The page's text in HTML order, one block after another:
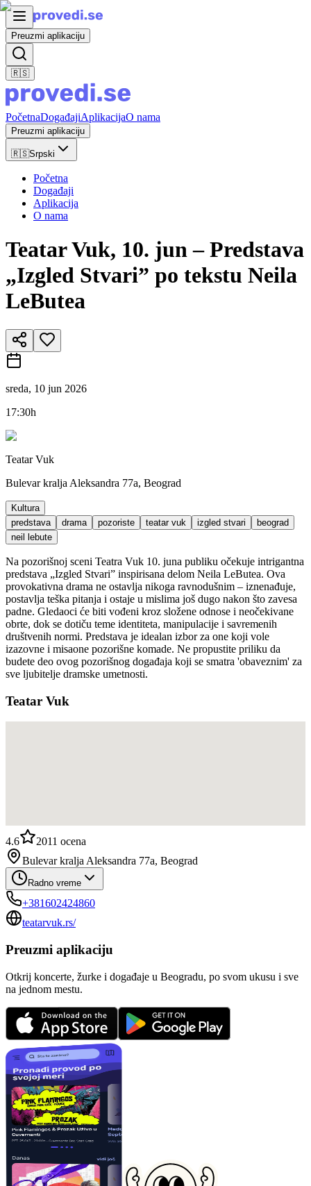
Preuzmi aplikaciju
🇷🇸
PočetnaDogađajiAplikacijaO nama
Preuzmi aplikaciju
🇷🇸Srpski
Početna
Događaji
Aplikacija
O nama
Teatar Vuk, 10. jun – Predstava
„Izgled Stvari” po tekstu Neila
LeButea
sreda, 10 jun 2026
17:30h
Teatar Vuk
Bulevar kralja Aleksandra 77a, Beograd
Kultura
predstava
drama pozoriste teatar vuk izgled stvari
beograd
neil lebute
Na pozorišnoj sceni Teatra Vuk 10. juna publiku očekuje intrigantna
predstava „Izgled Stvari” inspirisana delom Neila LeButea. Ova
provokativna drama ne ostavlja nikoga ravnodušnim – iznenađuje,
postavlja teška pitanja i ostaje u mislima još dugo nakon što zavesa
padne. Gledaoci će biti vođeni kroz složene odnose i neočekivane
obrte, dok se dotiču teme identiteta, manipulacije i savremenih
društvenih normi. Predstava je idealan izbor za one koji vole
izazovne i misaone pozorišne komade. Ne propustite priliku da
budete deo ovog pozorišnog događaja koji se smatra 'obaveznim' za
sve ljubitelje dramske umetnosti.
Teatar Vuk
4.6 2011 ocena
Bulevar kralja Aleksandra 77a, Beograd
Radno vreme
+381602424860
teatarvuk.rs/
Preuzmi aplikaciju
Otkrij koncerte, žurke i događaje u Beogradu, po svom ukusu i sve
na jednom mestu.